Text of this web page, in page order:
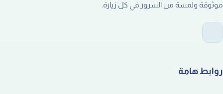
موثوقة ولمسة من السرور في كل زيارة.
روابط هامة